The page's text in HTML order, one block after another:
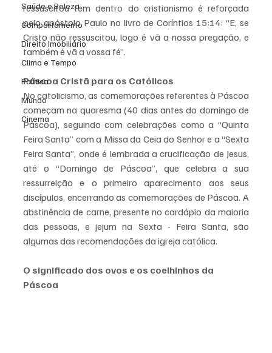
Saúde e Beleza
Comportamento
Direito Imobiliário
Clima e Tempo
Política
Mundo
Cinema
ressuscitou tem dentro do cristianismo é reforçada
pelo apóstolo Paulo no livro de Coríntios 15:14: “E, se
Cristo não ressuscitou, logo é vã a nossa pregação, e
também é vã a vossa fé”.
Páscoa Cristã para os Católicos
No catolicismo, as comemorações referentes à Páscoa
começam na quaresma (40 dias antes do domingo de
Páscoa), seguindo com celebrações como a “Quinta
Feira Santa” com a Missa da Ceia do Senhor e a “Sexta
Feira Santa”, onde é lembrada a crucificação de Jesus,
até o “Domingo de Páscoa”, que celebra a sua
ressurreição e o primeiro aparecimento aos seus
discípulos, encerrando as comemorações de Páscoa. A
abstinência de carne, presente no cardápio da maioria
das pessoas, e jejum na Sexta - Feira Santa, são
algumas das recomendações da igreja católica.
O significado dos ovos e os coelhinhos da
Páscoa